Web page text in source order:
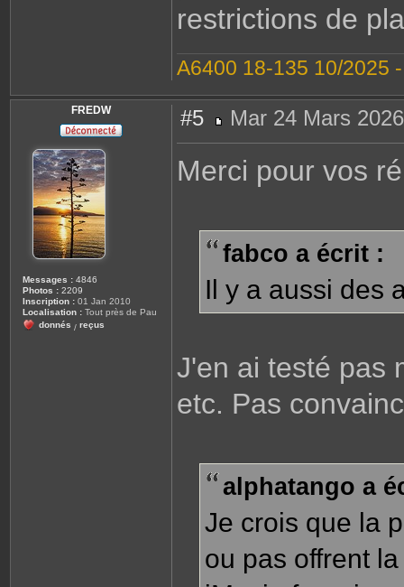
restrictions de
A6400 18-135 10/2025
FREDW
Messages : 4846
Photos : 2209
Inscription : 01 Jan 2010
Localisation : Tout près de Pau
donnés / reçus
#5
e
a
Mar 24 Mars
Merci pour vos
fabco a écrit :
Il y a aussi des
J'en ai testé pas
etc. Pas
alphatango a
Je crois que la
ou pas offrent